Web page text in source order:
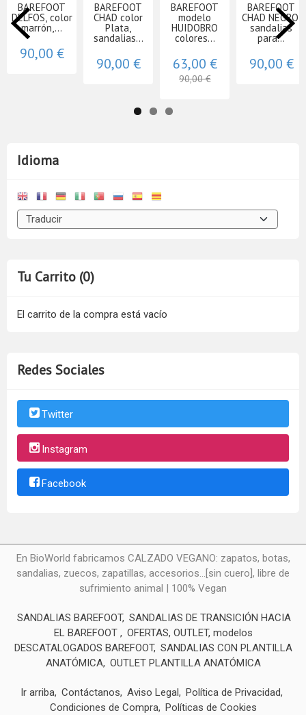
Idioma
Tu Carrito (0)
El carrito de la compra está vacío
Redes Sociales
Twitter
Instagram
Facebook
BAREFOOT
DELFOS, color
marrón,...
90,00 €
BAREFOOT
CHAD color
Plata,
sandalias...
90,00 €
BAREFOOT
modelo
HUIDOBRO
colores...
63,00 €
90,00 €
BAREFOOT
CHAD NEGRO,
sandalias
para...
90,00 €
En BioWorld fabricamos CALZADO VEGANO: zapatos, botas,
sandalias, zuecos, zapatillas, accesorios...[sin cuero], libre de
sufrimiento animal | 100% Vegan
SANDALIAS BAREFOOT SANDALIAS DE TRANSICIÓN HACIA
EL BAREFOOT
OFERTAS, OUTLET, modelos
DESCATALOGADOS BAREFOOT SANDALIAS CON PLANTILLA
ANATÓMICA OUTLET PLANTILLA ANATÓMICA
Ir arriba Contáctanos Aviso Legal
Política de Privacidad
Condiciones de Compra Políticas de Cookies